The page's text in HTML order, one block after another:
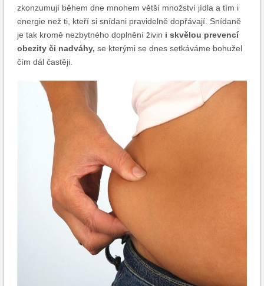
zkonzumují během dne mnohem větší množství jídla a tím i
energie než ti, kteří si snídani pravidelně dopřávají. Snídaně
je tak kromě nezbytného doplnění živin i skvělou prevencí
obezity či nadváhy, se kterými se dnes setkáváme bohužel
čím dál častěji.